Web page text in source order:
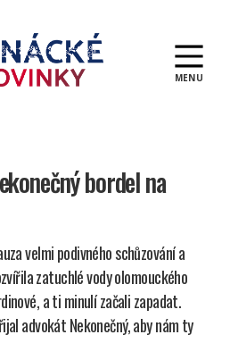
MENU
bordel na
velmi podivného schůzování a
zatuchlé vody olomouckého
a ti minulí začali zapadat.
advokát Nekonečný, aby nám ty